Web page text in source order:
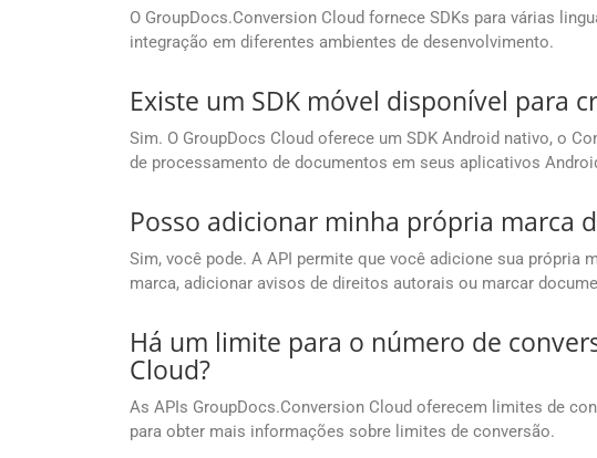
O GroupDocs.Conversion Cloud fornece SDKs para várias
integração em diferentes ambientes de desenvolvimento.
Existe um SDK móvel disponível para
Sim. O GroupDocs Cloud oferece um SDK Android nativo, o
de processamento de documentos em seus aplicativos
Posso adicionar minha própria marca
Sim, você pode. A API permite que você adicione sua própria
marca, adicionar avisos de direitos autorais ou marcar
Há um limite para o número de
Cloud?
As APIs GroupDocs.Conversion Cloud oferecem limites de
para obter mais informações sobre limites de conversão.